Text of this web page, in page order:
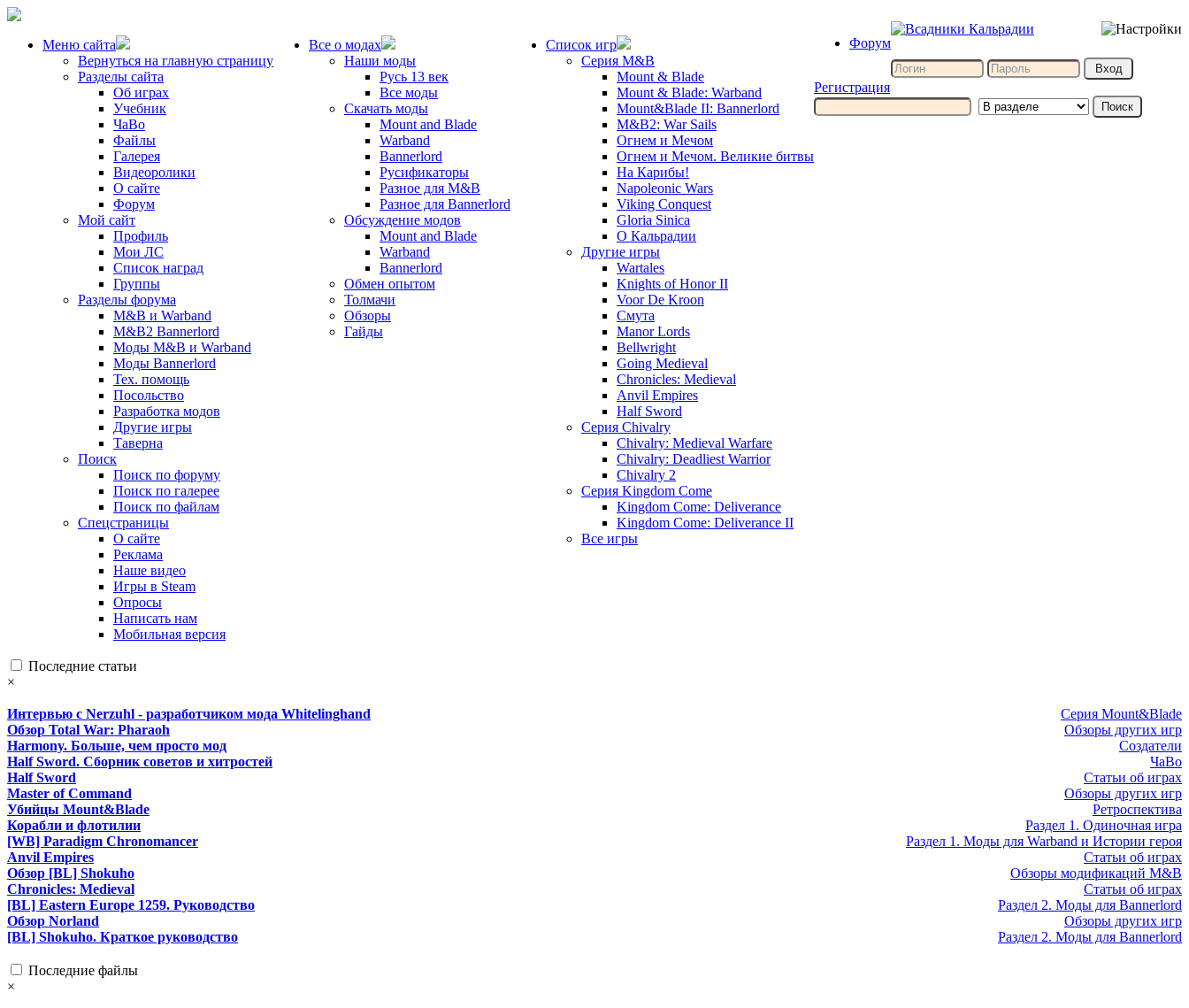
Меню сайта
Вернуться на главную страницу
Разделы сайта
Об играх
Учебник
ЧаВо
Файлы
Галерея
Видеоролики
О сайте
Форум
Мой сайт
Профиль
Мои ЛС
Список наград
Группы
Разделы форума
M&B и Warband
M&B2 Bannerlord
Моды M&B и Warband
Моды Bannerlord
Тех. помощь
Посольство
Разработка модов
Другие игры
Таверна
Поиск
Поиск по форуму
Поиск по галерее
Поиск по файлам
Спецстраницы
О сайте
Реклама
Наше видео
Игры в Steam
Опросы
Написать нам
Мобильная версия
Все о модах
Наши моды
Русь 13 век
Все моды
Скачать моды
Mount and Blade
Warband
Bannerlord
Русификаторы
Разное для M&B
Разное для Bannerlord
Обсуждение модов
Mount and Blade
Warband
Bannerlord
Обмен опытом
Толмачи
Обзоры
Гайды
Список игр
Серия M&B
Mount & Blade
Mount & Blade: Warband
Mount&Blade II: Bannerlord
M&B2: War Sails
Огнем и Мечом
Огнем и Мечом. Великие битвы
На Карибы!
Napoleonic Wars
Viking Conquest
Gloria Sinica
О Кальрадии
Другие игры
Wartales
Knights of Honor II
Voor De Kroon
Смута
Manor Lords
Bellwright
Going Medieval
Chronicles: Medieval
Anvil Empires
Half Sword
Серия Chivalry
Chivalry: Medieval Warfare
Chivalry: Deadliest Warrior
Chivalry 2
Серия Kingdom Come
Kingdom Come: Deliverance
Kingdom Come: Deliverance II
Все игры
Форум
Регистрация
Последние статьи
×
Серия Mount&Blade
Интервью с Nerzuhl - разработчиком мода Whitelinghand
Обзоры других игр
Обзор Total War: Pharaoh
Создатели
Harmony. Больше, чем просто мод
ЧаВо
Half Sword. Сборник советов и хитростей
Статьи об играх
Half Sword
Обзоры других игр
Master of Command
Ретроспектива
Убийцы Mount&Blade
Раздел 1. Одиночная игра
Корабли и флотилии
Раздел 1. Моды для Warband и Истории героя
[WB] Paradigm Chronomancer
Статьи об играх
Anvil Empires
Обзоры модификаций M&B
Обзор [BL] Shokuho
Статьи об играх
Chronicles: Medieval
Раздел 2. Моды для Bannerlord
[BL] Eastern Europe 1259. Руководство
Обзоры других игр
Обзор Norland
Раздел 2. Моды для Bannerlord
[BL] Shokuho. Краткое руководство
Последние файлы
×